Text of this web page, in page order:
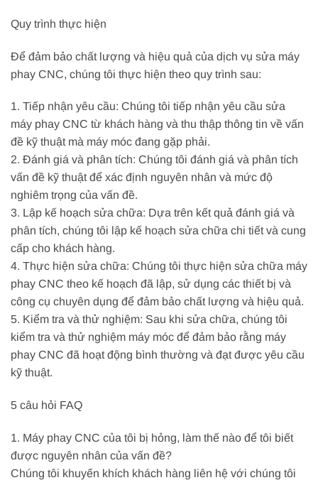
Quy trình thực hiện
Để đảm bảo chất lượng và hiệu quả của dịch vụ sửa máy
phay CNC, chúng tôi thực hiện theo quy trình sau:
1. Tiếp nhận yêu cầu: Chúng tôi tiếp nhận yêu cầu sửa
máy phay CNC từ khách hàng và thu thập thông tin về vấn
đề kỹ thuật mà máy móc đang gặp phải.
2. Đánh giá và phân tích: Chúng tôi đánh giá và phân tích
vấn đề kỹ thuật để xác định nguyên nhân và mức độ
nghiêm trọng của vấn đề.
3. Lập kế hoạch sửa chữa: Dựa trên kết quả đánh giá và
phân tích, chúng tôi lập kế hoạch sửa chữa chi tiết và cung
cấp cho khách hàng.
4. Thực hiện sửa chữa: Chúng tôi thực hiện sửa chữa máy
phay CNC theo kế hoạch đã lập, sử dụng các thiết bị và
công cụ chuyên dụng để đảm bảo chất lượng và hiệu quả.
5. Kiểm tra và thử nghiệm: Sau khi sửa chữa, chúng tôi
kiểm tra và thử nghiệm máy móc để đảm bảo rằng máy
phay CNC đã hoạt động bình thường và đạt được yêu cầu
kỹ thuật.
5 câu hỏi FAQ
1. Máy phay CNC của tôi bị hỏng, làm thế nào để tôi biết
được nguyên nhân của vấn đề?
Chúng tôi khuyến khích khách hàng liên hệ với chúng tôi